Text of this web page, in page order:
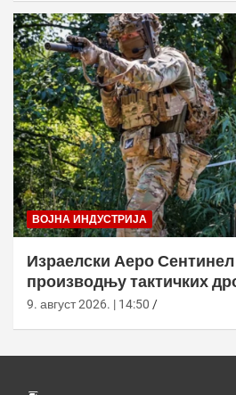
ВОЈНА ИНДУСТРИЈА
Израелски Аеро
производњу тактичких
нова тржишта
9. август 2026. | 14:50